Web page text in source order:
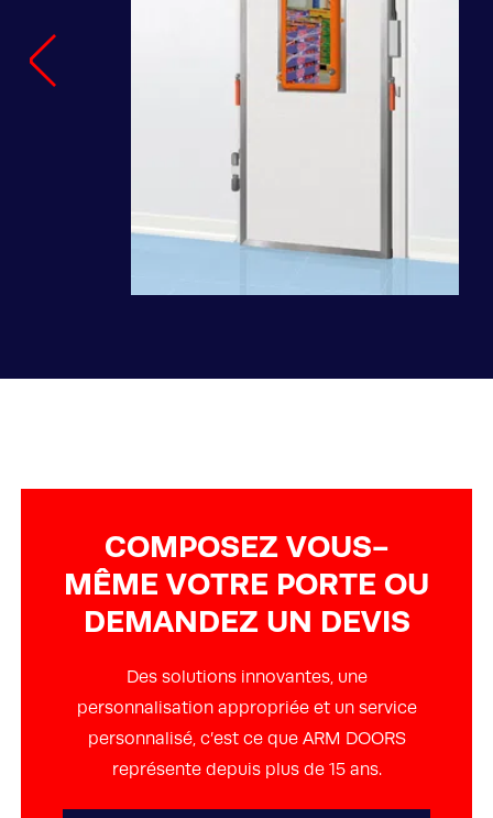
COMPOSEZ VOUS-
MÊME VOTRE PORTE OU
DEMANDEZ UN DEVIS
Des solutions innovantes, une
personnalisation appropriée et un service
personnalisé, c’est ce que ARM DOORS
représente depuis plus de 15 ans.